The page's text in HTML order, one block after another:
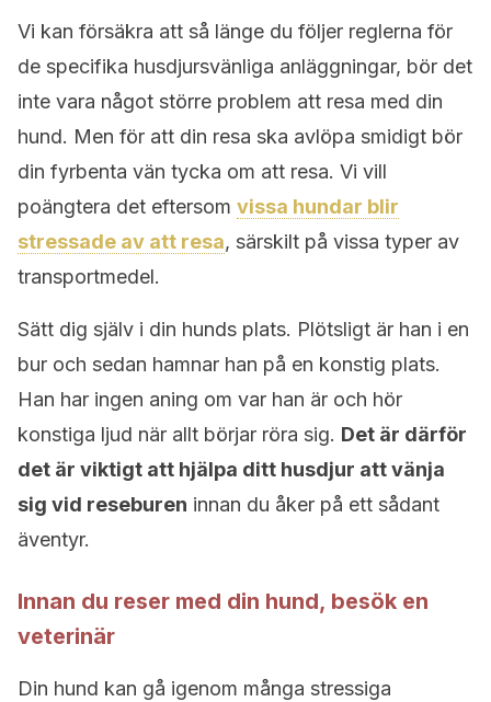
Vi kan försäkra att så länge du följer reglerna för
de specifika husdjursvänliga anläggningar, bör det
inte vara något större problem att resa med din
hund. Men för att din resa ska avlöpa smidigt bör
din fyrbenta vän tycka om att resa. Vi vill
poängtera det eftersom vissa hundar blir
stressade av att resa, särskilt på vissa typer av
transportmedel.
Sätt dig själv i din hunds plats. Plötsligt är han i en
bur och sedan hamnar han på en konstig plats.
Han har ingen aning om var han är och hör
konstiga ljud när allt börjar röra sig. Det är därför
det är viktigt att hjälpa ditt husdjur att vänja
sig vid reseburen innan du åker på ett sådant
äventyr.
Innan du reser med din hund, besök en
veterinär
Din hund kan gå igenom många stressiga